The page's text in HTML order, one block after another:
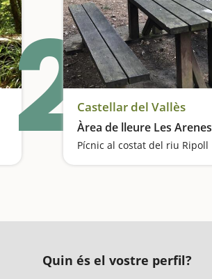
Ripoll 2Castellar del Vallès
Àrea de lleure Les Arenes
Pícnic al costat del riu Ripoll
Quin és el vostre perfil?